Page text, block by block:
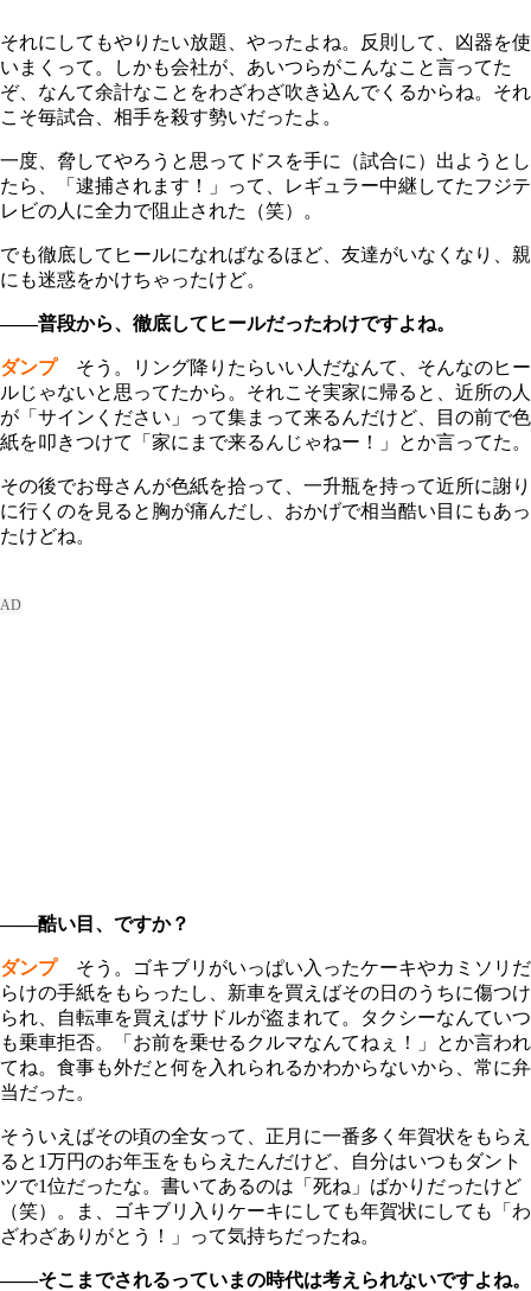
それにしてもやりたい放題、やったよね。反則して、凶器を使
いまくって。しかも会社が、あいつらがこんなこと言ってた
ぞ、なんて余計なことをわざわざ吹き込んでくるからね。それ
こそ毎試合、相手を殺す勢いだったよ。
一度、脅してやろうと思ってドスを手に（試合に）出ようとし
たら、「逮捕されます！」って、レギュラー中継してたフジテ
レビの人に全力で阻止された（笑）。
でも徹底してヒールになればなるほど、友達がいなくなり、親
にも迷惑をかけちゃったけど。
――普段から、徹底してヒールだったわけですよね。
ダンプそう。リング降りたらいい人だなんて、そんなのヒー
ルじゃないと思ってたから。それこそ実家に帰ると、近所の人
が「サインください」って集まって来るんだけど、目の前で色
紙を叩きつけて「家にまで来るんじゃねー！」とか言ってた。
その後でお母さんが色紙を拾って、一升瓶を持って近所に謝り
に行くのを見ると胸が痛んだし、おかげで相当酷い目にもあっ
たけどね。
――酷い目、ですか？
ダンプそう。ゴキブリがいっぱい入ったケーキやカミソリだ
らけの手紙をもらったし、新車を買えばその日のうちに傷つけ
られ、自転車を買えばサドルが盗まれて。タクシーなんていつ
も乗車拒否。「お前を乗せるクルマなんてねぇ！」とか言われ
てね。食事も外だと何を入れられるかわからないから、常に弁
当だった。
そういえばその頃の全女って、正月に一番多く年賀状をもらえ
ると1万円のお年玉をもらえたんだけど、自分はいつもダント
ツで1位だったな。書いてあるのは「死ね」ばかりだったけど
（笑）。ま、ゴキブリ入りケーキにしても年賀状にしても「わ
ざわざありがとう！」って気持ちだったね。
――そこまでされるっていまの時代は考えられないですよね。